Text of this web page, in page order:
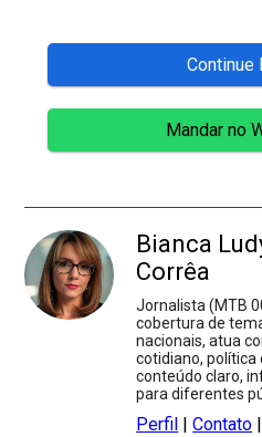
Continue
Mandar no
Bianca
Corrêa
Jornalista (MTB
cobertura de
nacionais, atua
cotidiano, política
conteúdo claro,
para diferentes
Perfil |Contato